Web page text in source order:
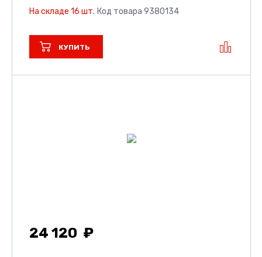
На складе 16 шт. Код товара 9380134
КУПИТЬ
24 120